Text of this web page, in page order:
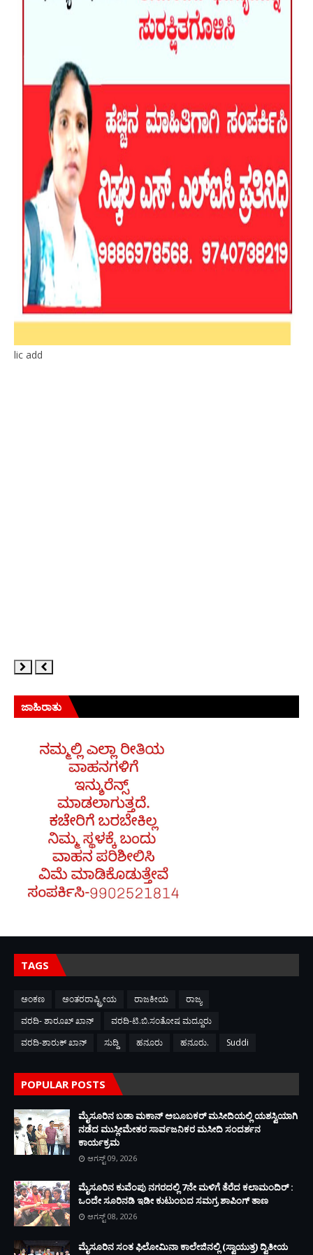
lic add
ಜಾಹಿರಾತು
TAGS
ಅಂಕಣ ಅಂತರರಾಷ್ಟ್ರೀಯ ರಾಜಕೀಯ
ರಾಜ್ಯ
ವರದಿ- ಶಾರೂಖ್ ಖಾನ್
ವರದಿ-ಟಿ.ಬಿ.ಸಂತೋಷ ಮದ್ದೂರು
ವರದಿ-ಶಾರುಕ್ ಖಾನ್
ಸುದ್ದಿ ಹನೂರು ಹನೂರು. Suddi
POPULAR POSTS
ಮೈಸೂರಿನ ಬಡಾ ಮಕಾನ್ ಅಬೂಬಕರ್ ಮಸೀದಿಯಲ್ಲಿ ಯಶಸ್ವಿಯಾಗಿ
ನಡೆದ ಮುಸ್ಲೀಮೇತರ ಸಾರ್ವಜನಿಕರ ಮಸೀದಿ ಸಂದರ್ಶನ
ಕಾರ್ಯಕ್ರಮ
ಆಗಸ್ಟ್ 09, 2026
ಮೈಸೂರಿನ ಕುವೆಂಪು ನಗರದಲ್ಲಿ 7ನೇ ಮಳಿಗೆ ತೆರೆದ ಕಲಾಮಂದಿರ್ :
ಒಂದೇ ಸೂರಿನಡಿ ಇಡೀ ಕುಟುಂಬದ ಸಮಗ್ರ ಶಾಪಿಂಗ್ ತಾಣ
ಆಗಸ್ಟ್ 08, 2026
ಮೈಸೂರಿನ ಸಂತ ಫಿಲೋಮಿನಾ ಕಾಲೇಜಿನಲ್ಲಿ (ಸ್ವಾಯುತ್ತ) ದ್ವಿತೀಯ